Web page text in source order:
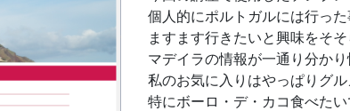
個人的にポルトガルには行っ
ますます行きたいと興味をそ
マデイラの情報が一通り分か
私のお気に入りはやっぱりグ
特にボーロ・デ・カコ食べたい